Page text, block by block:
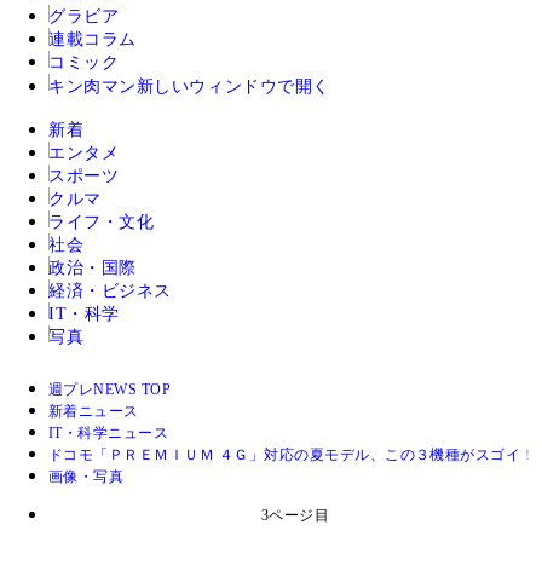
グラビア
連載コラム
コミック
キン肉マン 新しいウィンドウで開く
新着
エンタメ
スポーツ
クルマ
ライフ・文化
社会
政治・国際
経済・ビジネス
IT・科学
写真
週プレNEWS TOP
新着ニュース
IT・科学ニュース
ドコモ「ＰＲＥＭＩＵＭ ４Ｇ」対応の夏モデル、この３機種がスゴイ！
画像・写真
3ページ目